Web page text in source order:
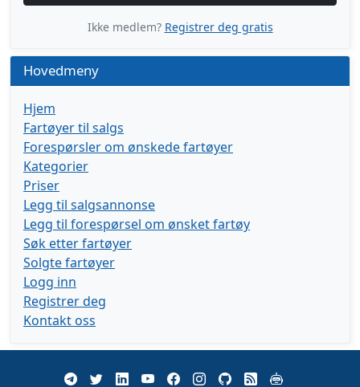
Ikke medlem? Registrer deg gratis
Hovedmeny
Hjem
Fartøyer til salgs
Forespørsler om ønskede fartøyer
Kategorier
Priser
Legg til salgsannonse
Legg til forespørsel om ønsket fartøy
Søk etter fartøyer
Solgte fartøyer
Logg inn
Registrer deg
Kontakt oss